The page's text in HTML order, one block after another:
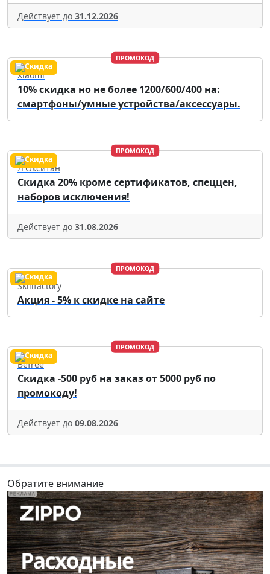
Действует до 31.12.2026
ПРОМОКОД
Xiaomi
10% скидка но не более 1200/600/400 на:
смартфоны/умные устройства/аксессуары.
ПРОМОКОД
Л'Окситан
Скидка 20% кроме сертификатов, спеццен,
наборов исключения!
Действует до 31.08.2026
ПРОМОКОД
Skillfactory
Акция - 5% к скидке на сайте
ПРОМОКОД
Befree
Скидка -500 руб на заказ от 5000 руб по
промокоду!
Действует до 09.08.2026
Обратите внимание